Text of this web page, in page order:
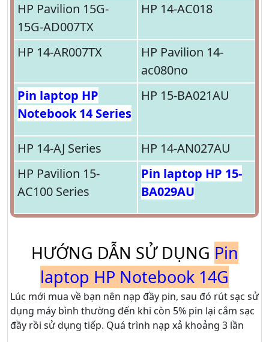
HP Pavilion 15G-
15G-AD007TX
HP 14-AC018
HP 14-AR007TX
HP Pavilion 14-
ac080no
Pin laptop HP
Notebook 14 Series
HP 15-BA021AU
HP 14-AJ Series
HP 14-AN027AU
HP Pavilion 15-
AC100 Series
Pin laptop HP 15-
BA029AU
HƯỚNG DẪN SỬ DỤNG Pin
laptop HP Notebook 14G
Lúc mới mua về bạn nên nạp đầy pin, sau đó rút sạc sử
dụng máy bình thường đến khi còn 5% pin lại cắm sạc
đầy rồi sử dụng tiếp. Quá trình nạp xả khoảng 3 lần